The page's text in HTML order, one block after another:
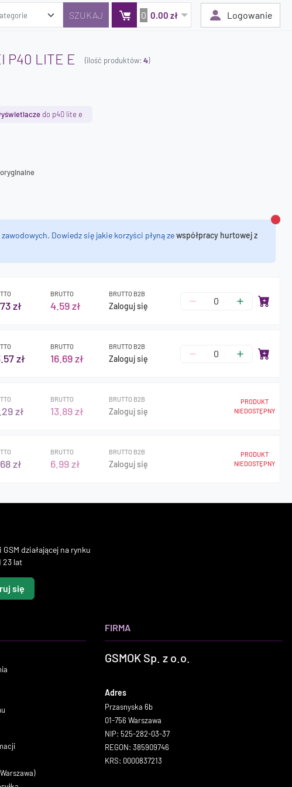
0 0.00 zł Logowanie
P40 LITE E (ilość produktów: 4)
do p40 lite e
Dowiedz się jakie korzyści płyną zewspółpracy hurtowej z
zł
BRUTTO
4.59 zł
BRUTTO B2B
Zaloguj się
zł
BRUTTO
16.69 zł
BRUTTO B2B
Zaloguj się
zł
BRUTTO
13.89 zł
BRUTTO B2B
Zaloguj się
PRODUKT
NIEDOSTĘPNY
zł
BRUTTO
6.99 zł
BRUTTO B2B
Zaloguj się
PRODUKT
NIEDOSTĘPNY
działającej na rynku
23 lat
się
FIRMA
GSMOK Sp. z o.o.
Adres
Przasnyska 6b
01-756 Warszawa
NIP: 525-282-03-37
REGON: 385909746
KRS: 0000837213